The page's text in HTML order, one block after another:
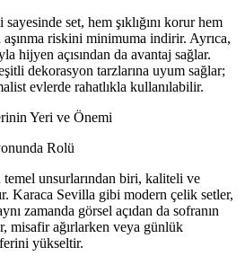
set, hem şıklığını korur hem
riskini minimuma indirir. Ayrıca,
hijyen açısından da avantaj sağlar.
dekorasyon tarzlarına uyum sağlar;
evlerde rahatlıkla kullanılabilir.
Yeri ve Önemi
Rolü
temel unsurlarından biri, kaliteli ve
Karaca Sevilla gibi modern çelik setler,
zamanda görsel açıdan da sofranın
misafir ağırlarken veya günlük
yükseltir.